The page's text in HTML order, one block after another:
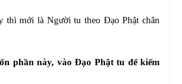
thì mới là Người tu theo Đạo Phật chân
phần này, vào Đạo Phậttu để kiếm